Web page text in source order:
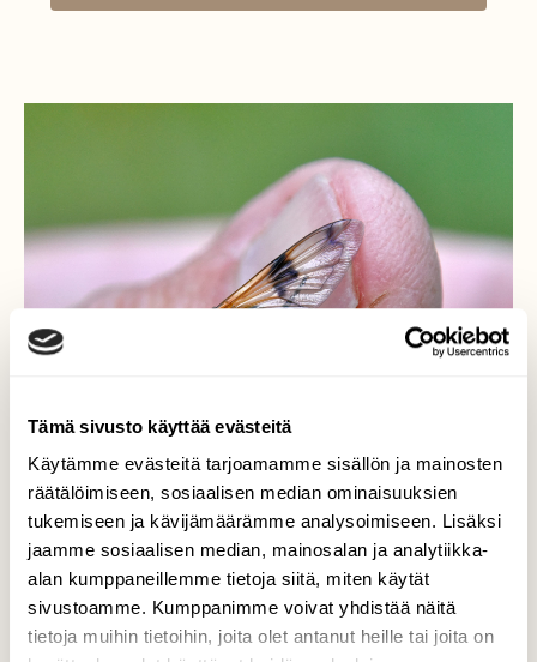
Tämä sivusto käyttää evästeitä
Käytämme evästeitä tarjoamamme sisällön ja mainosten
räätälöimiseen, sosiaalisen median ominaisuuksien
tukemiseen ja kävijämäärämme analysoimiseen. Lisäksi
jaamme sosiaalisen median, mainosalan ja analytiikka-
alan kumppaneillemme tietoja siitä, miten käytät
sivustoamme. Kumppanimme voivat yhdistää näitä
tietoja muihin tietoihin, joita olet antanut heille tai joita on